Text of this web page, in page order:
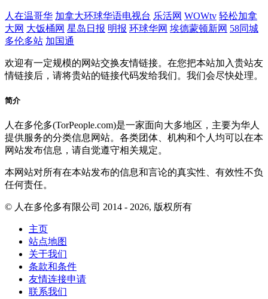
人在温哥华 加拿大环球华语电视台 乐活网 WOWtv 轻松加拿
大网 大饭桶网 星岛日报 明报 环球华网 埃德蒙顿新网 58同城
多伦多站 加国通
欢迎有一定规模的网站交换友情链接。在您把本站加入贵站友
情链接后，请将贵站的链接代码发给我们。我们会尽快处理。
简介
人在多伦多(TorPeople.com)是一家面向大多地区，主要为华人
提供服务的分类信息网站。各类团体、机构和个人均可以在本
网站发布信息，请自觉遵守相关规定。
本网站对所有在本站发布的信息和言论的真实性、有效性不负
任何责任。
© 人在多伦多有限公司 2014 - 2026, 版权所有
主页
站点地图
关于我们
条款和条件
友情连接申请
联系我们